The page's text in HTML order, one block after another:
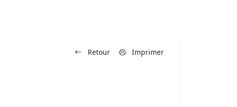
Retour Imprimer